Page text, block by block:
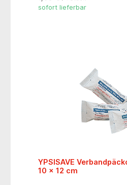
sofort lieferbar
YPSISAVE
10 x 12 cm